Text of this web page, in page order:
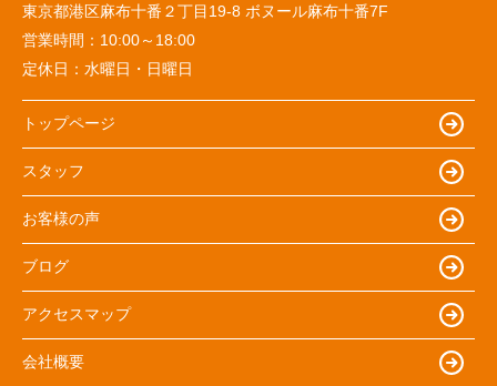
東京都港区麻布十番２丁目19-8 ボヌール麻布十番7F
営業時間： 10:00～18:00
定休日： 水曜日・日曜日
トップページ
スタッフ
お客様の声
ブログ
アクセスマップ
会社概要